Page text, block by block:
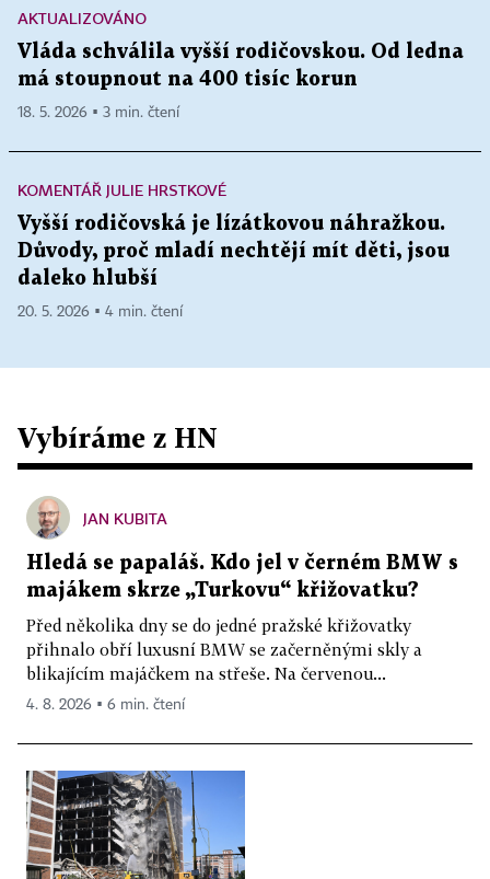
AKTUALIZOVÁNO
Vláda schválila vyšší rodičovskou. Od ledna
má stoupnout na 400 tisíc korun
18. 5. 2026 ▪ 3 min. čtení
KOMENTÁŘ JULIE HRSTKOVÉ
Vyšší rodičovská je lízátkovou náhražkou.
Důvody, proč mladí nechtějí mít děti, jsou
daleko hlubší
20. 5. 2026 ▪ 4 min. čtení
Vybíráme z HN
JAN KUBITA
Hledá se papaláš. Kdo jel v černém BMW s
majákem skrze „Turkovu“ křižovatku?
Před několika dny se do jedné pražské křižovatky
přihnalo obří luxusní BMW se začerněnými skly a
blikajícím majáčkem na střeše. Na červenou...
4. 8. 2026 ▪ 6 min. čtení